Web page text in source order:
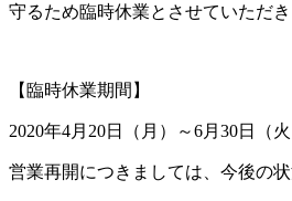
守るため臨時休業とさせていただき
【臨時休業期間】
2020年4月20日（月）～6月30日（火
営業再開につきましては、今後の